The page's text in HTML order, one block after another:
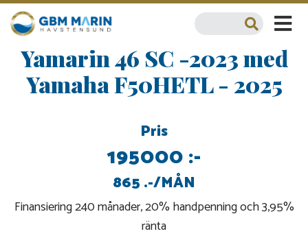
Yamarin 46 SC -2023 med
Yamaha F50HETL - 2025
Pris
195000 :-
865 .-/MÅN
Finansiering 240 månader, 20% handpenning och 3,95%
ränta